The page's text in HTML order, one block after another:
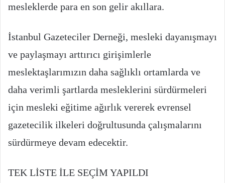
mesleklerde para en son gelir akıllara.
İstanbul Gazeteciler Derneği, mesleki dayanışmayı
ve paylaşmayı arttırıcı girişimlerle
meslektaşlarımızın daha sağlıklı ortamlarda ve
daha verimli şartlarda mesleklerini sürdürmeleri
için mesleki eğitime ağırlık vererek evrensel
gazetecilik ilkeleri doğrultusunda çalışmalarını
sürdürmeye devam edecektir.
TEK LİSTE İLE SEÇİM YAPILDI